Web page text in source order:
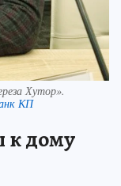
Хутор».
КП
к дому